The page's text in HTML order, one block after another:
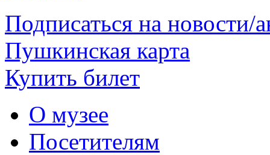
Подписаться на новости/
Пушкинская карта
Купить билет
О музее
Посетителям